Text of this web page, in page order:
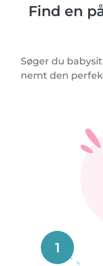
Find en
Søger du
nemt den
1